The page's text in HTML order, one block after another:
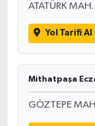
ATATÜRK
Yol Tarifi Al
Mithatpaşa
GÖZTEPE